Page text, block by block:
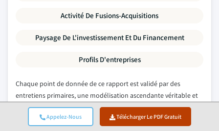
Appelez-Nous Télécharger Le PDF Gratuit
Activité De Fusions-Acquisitions
Paysage De L'investissement Et Du Financement
Profils D'entreprises
Chaque point de donnée de ce rapport est validé par des
entretiens primaires, une modélisation ascendante véritable et
des vérifications croisées rigoureuses.Découvrez notre
processus de recherche →